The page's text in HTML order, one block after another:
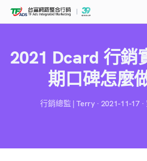
2021 Dcard 行銷
期口碑怎麼
行銷總監 | Terry · 2021-11-17